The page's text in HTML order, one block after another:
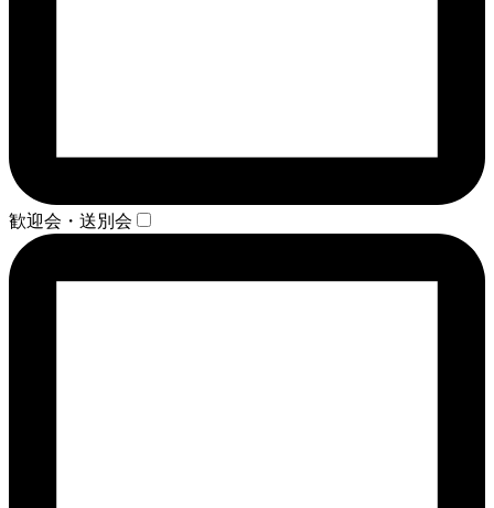
歓迎会・送別会